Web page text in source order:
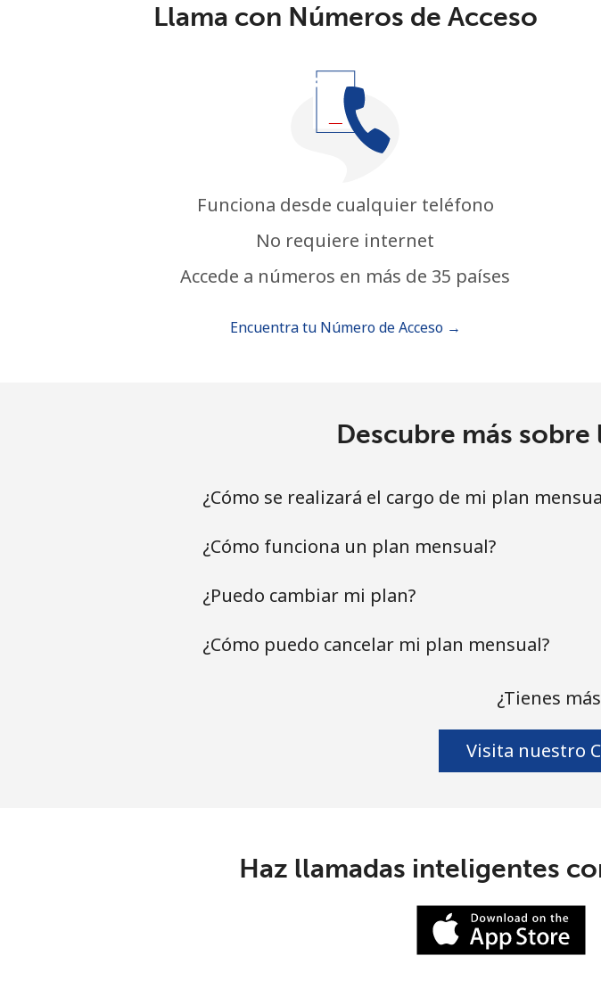
Llama con Números de Acceso
Funciona desde cualquier teléfono
No requiere internet
Accede a números en más de 35 países
Encuentra tu Número de Acceso →
Descubre más
¿Cómo se realizará el cargo de mi plan
¿Cómo funciona un plan mensual?
¿Puedo cambiar mi plan?
¿Cómo puedo cancelar mi plan mensual?
¿Tienes
Visita nuestro
Haz llamadas inteligentes